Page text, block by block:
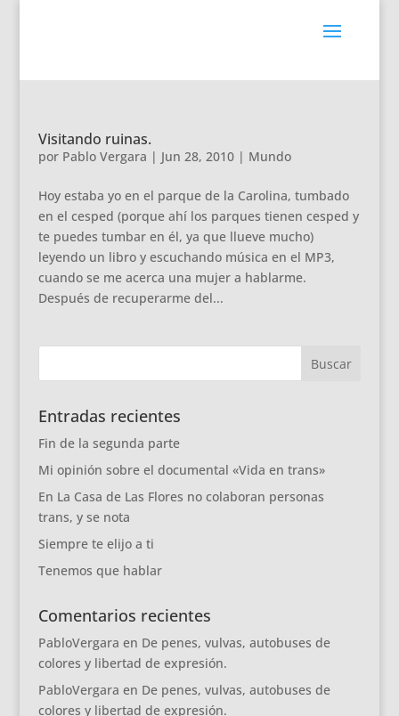
Visitando ruinas.
por Pablo Vergara | Jun 28, 2010| Mundo
Hoy estaba yo en el parque de la Carolina, tumbado
en el cesped (porque ahí los parques tienen cesped y
te puedes tumbar en él, ya que llueve mucho)
leyendo un libro y escuchando música en el MP3,
cuando se me acerca una mujer a hablarme.
Después de recuperarme del...
Entradas recientes
Fin de la segunda parte
Mi opinión sobre el documental «Vida en trans»
En La Casa de Las Flores no colaboran personas
trans, y se nota
Siempre te elijo a ti
Tenemos que hablar
Comentarios recientes
PabloVergara en De penes, vulvas, autobuses de
colores y libertad de expresión.
PabloVergara en De penes, vulvas, autobuses de
colores y libertad de expresión.